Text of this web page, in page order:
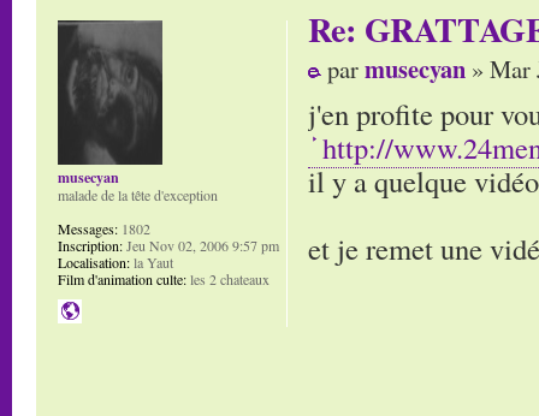
Re:
parmusecyan » Mar
j'en profite pour
http://
il y a quelque
et je remet une
musecyan
malade de la tête d'exception
Messages: 1802
Inscription:Jeu Nov 02, 2006 9:57 pm
Localisation:la Yaut
Film d'animation culte:les 2 chateaux